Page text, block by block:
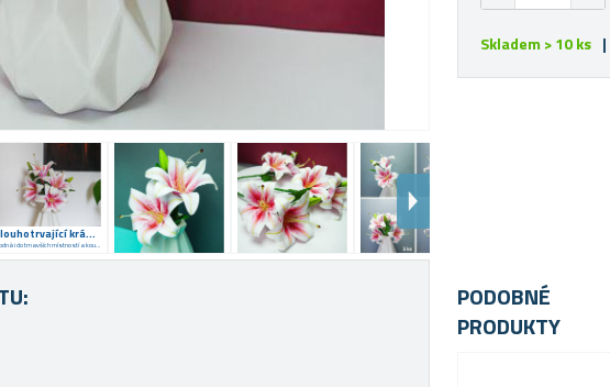
Dlouhotrvající krása bez starostí
Vhodná i do tmavších místností a koutů
Skladem > 10 ks
PODOBNÉ
PRODUKTY